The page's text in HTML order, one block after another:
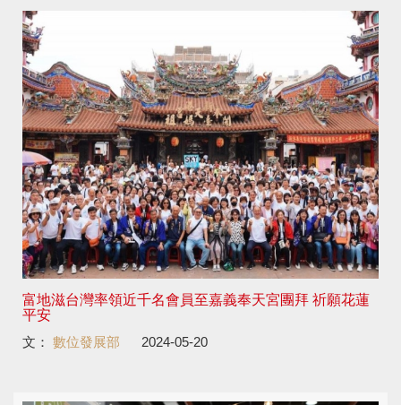
富地滋台灣率領近千名會員至嘉義奉天宮團拜 祈願花蓮
平安
文： 數位發展部 2024-05-20